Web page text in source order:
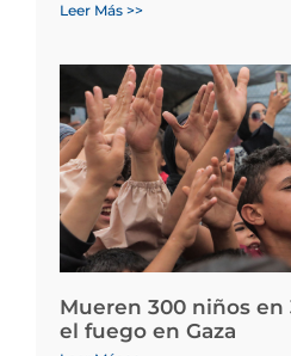
Leer Más >>
Mueren 300 niños en
el fuego en Gaza